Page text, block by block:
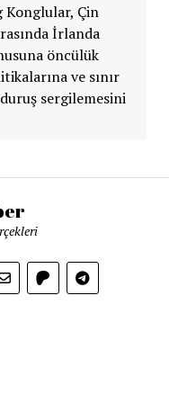
Konglular, Çin
İrlanda
öncülük
ve sınır
sergilemesini